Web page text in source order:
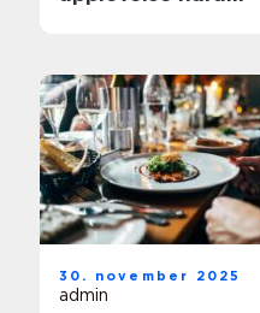
30. november 2025
admin